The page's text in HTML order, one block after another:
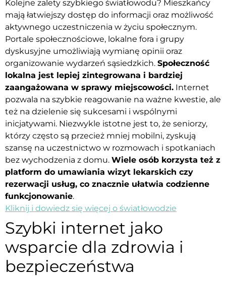
Kolejne zalety szybkiego światłowodu? Mieszkańcy
mają łatwiejszy dostęp do informacji oraz możliwość
aktywnego uczestniczenia w życiu społecznym.
Portale społecznościowe, lokalne fora i grupy
dyskusyjne umożliwiają wymianę opinii oraz
organizowanie wydarzeń sąsiedzkich. Społeczność
lokalna jest lepiej zintegrowana i bardziej
zaangażowana w sprawy miejscowości. Internet
pozwala na szybkie reagowanie na ważne kwestie, ale
też na dzielenie się sukcesami i wspólnymi
inicjatywami. Niezwykle istotne jest to, że seniorzy,
którzy często są przecież mniej mobilni, zyskują
szansę na uczestnictwo w rozmowach i spotkaniach
bez wychodzenia z domu. Wiele osób korzysta też z
platform do umawiania wizyt lekarskich czy
rezerwacji usług, co znacznie ułatwia codzienne
funkcjonowanie.
Kliknij i dowiedz się więcej o światłowodzie
Szybki internet jako
wsparcie dla zdrowia i
bezpieczeństwa